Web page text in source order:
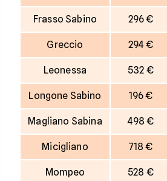
Frasso Sabino 296 €
Greccio 294 €
Leonessa 532 €
Longone Sabino 196 €
Magliano Sabina 498 €
Micigliano 718 €
Mompeo 528 €